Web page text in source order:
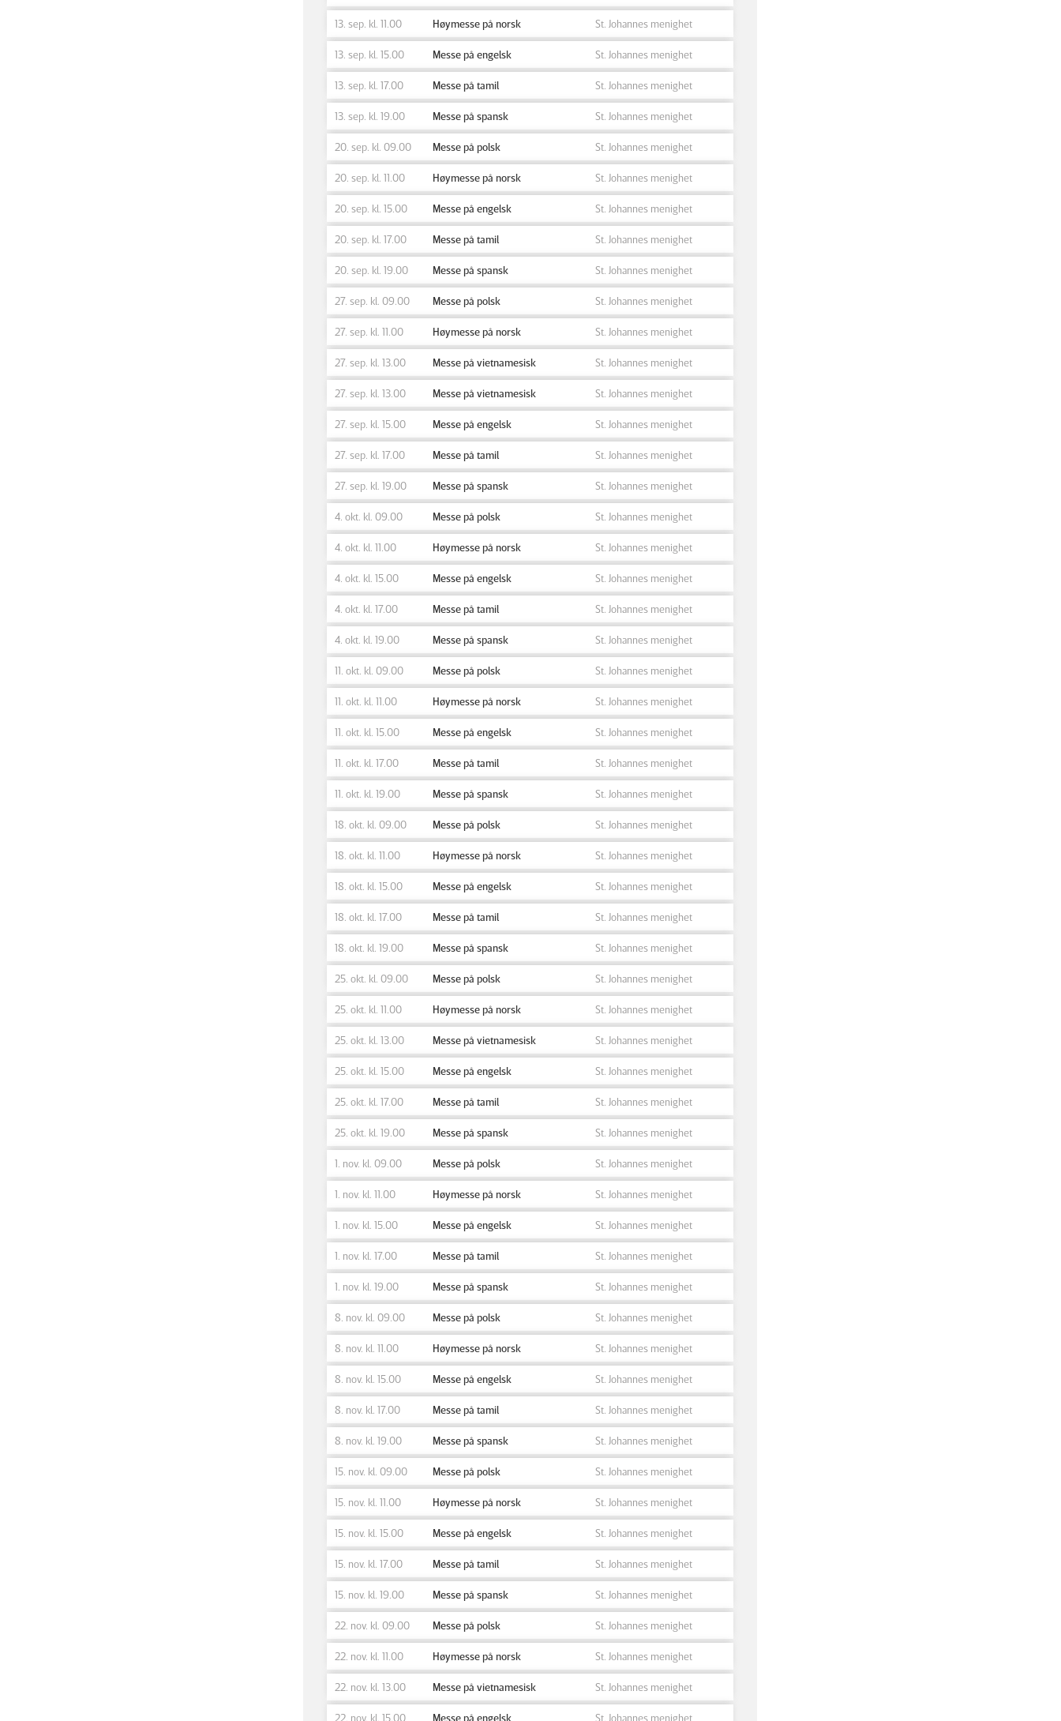
13. sep. kl. 11.00 Høymesse på norsk St. Johannes menighet
13. sep. kl. 15.00 Messe på engelsk St. Johannes menighet
13. sep. kl. 17.00 Messe på tamil St. Johannes menighet
13. sep. kl. 19.00 Messe på spansk St. Johannes menighet
20. sep. kl. 09.00 Messe på polsk St. Johannes menighet
20. sep. kl. 11.00 Høymesse på norsk St. Johannes menighet
20. sep. kl. 15.00 Messe på engelsk St. Johannes menighet
20. sep. kl. 17.00 Messe på tamil St. Johannes menighet
20. sep. kl. 19.00 Messe på spansk St. Johannes menighet
27. sep. kl. 09.00 Messe på polsk St. Johannes menighet
27. sep. kl. 11.00 Høymesse på norsk St. Johannes menighet
27. sep. kl. 13.00 Messe på vietnamesisk St. Johannes menighet
27. sep. kl. 13.00 Messe på vietnamesisk St. Johannes menighet
27. sep. kl. 15.00 Messe på engelsk St. Johannes menighet
27. sep. kl. 17.00 Messe på tamil St. Johannes menighet
27. sep. kl. 19.00 Messe på spansk St. Johannes menighet
4. okt. kl. 09.00 Messe på polsk St. Johannes menighet
4. okt. kl. 11.00 Høymesse på norsk St. Johannes menighet
4. okt. kl. 15.00 Messe på engelsk St. Johannes menighet
4. okt. kl. 17.00 Messe på tamil St. Johannes menighet
4. okt. kl. 19.00 Messe på spansk St. Johannes menighet
11. okt. kl. 09.00 Messe på polsk St. Johannes menighet
11. okt. kl. 11.00 Høymesse på norsk St. Johannes menighet
11. okt. kl. 15.00 Messe på engelsk St. Johannes menighet
11. okt. kl. 17.00 Messe på tamil St. Johannes menighet
11. okt. kl. 19.00 Messe på spansk St. Johannes menighet
18. okt. kl. 09.00 Messe på polsk St. Johannes menighet
18. okt. kl. 11.00 Høymesse på norsk St. Johannes menighet
18. okt. kl. 15.00 Messe på engelsk St. Johannes menighet
18. okt. kl. 17.00 Messe på tamil St. Johannes menighet
18. okt. kl. 19.00 Messe på spansk St. Johannes menighet
25. okt. kl. 09.00 Messe på polsk St. Johannes menighet
25. okt. kl. 11.00 Høymesse på norsk St. Johannes menighet
25. okt. kl. 13.00 Messe på vietnamesisk St. Johannes menighet
25. okt. kl. 15.00 Messe på engelsk St. Johannes menighet
25. okt. kl. 17.00 Messe på tamil St. Johannes menighet
25. okt. kl. 19.00 Messe på spansk St. Johannes menighet
1. nov. kl. 09.00 Messe på polsk St. Johannes menighet
1. nov. kl. 11.00 Høymesse på norsk St. Johannes menighet
1. nov. kl. 15.00 Messe på engelsk St. Johannes menighet
1. nov. kl. 17.00 Messe på tamil St. Johannes menighet
1. nov. kl. 19.00 Messe på spansk St. Johannes menighet
8. nov. kl. 09.00 Messe på polsk St. Johannes menighet
8. nov. kl. 11.00 Høymesse på norsk St. Johannes menighet
8. nov. kl. 15.00 Messe på engelsk St. Johannes menighet
8. nov. kl. 17.00 Messe på tamil St. Johannes menighet
8. nov. kl. 19.00 Messe på spansk St. Johannes menighet
15. nov. kl. 09.00 Messe på polsk St. Johannes menighet
15. nov. kl. 11.00 Høymesse på norsk St. Johannes menighet
15. nov. kl. 15.00 Messe på engelsk St. Johannes menighet
15. nov. kl. 17.00 Messe på tamil St. Johannes menighet
15. nov. kl. 19.00 Messe på spansk St. Johannes menighet
22. nov. kl. 09.00 Messe på polsk St. Johannes menighet
22. nov. kl. 11.00 Høymesse på norsk St. Johannes menighet
22. nov. kl. 13.00 Messe på vietnamesisk St. Johannes menighet
22. nov. kl. 15.00 Messe på engelsk St. Johannes menighet